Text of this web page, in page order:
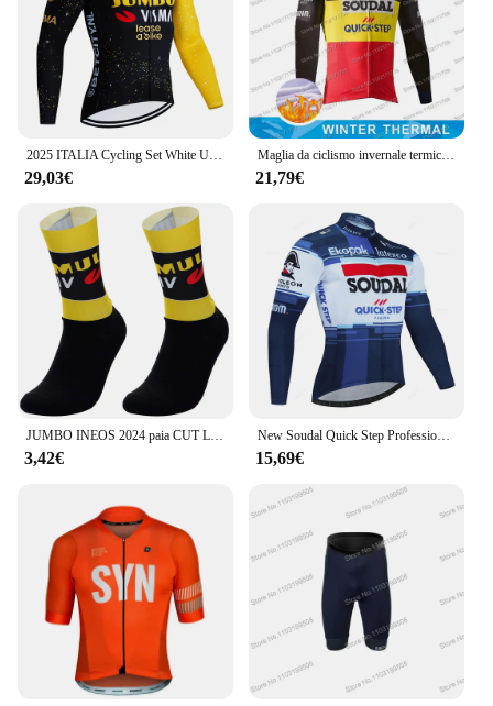
29,03€
Maglia da ciclismo invernale termica Soudal Quick Step Team 2024 Set da donna a maniche lunghe da uomo Abbigliamento da bicicletta belga Blu Nero Ropa
21,79€
3,42€
New Soudal Quick Step Professional Autumn Cycling Jersey Set traspirante manica lunga MTB Bike Clothes belgio Suit Roupa Ciclismo
15,69€